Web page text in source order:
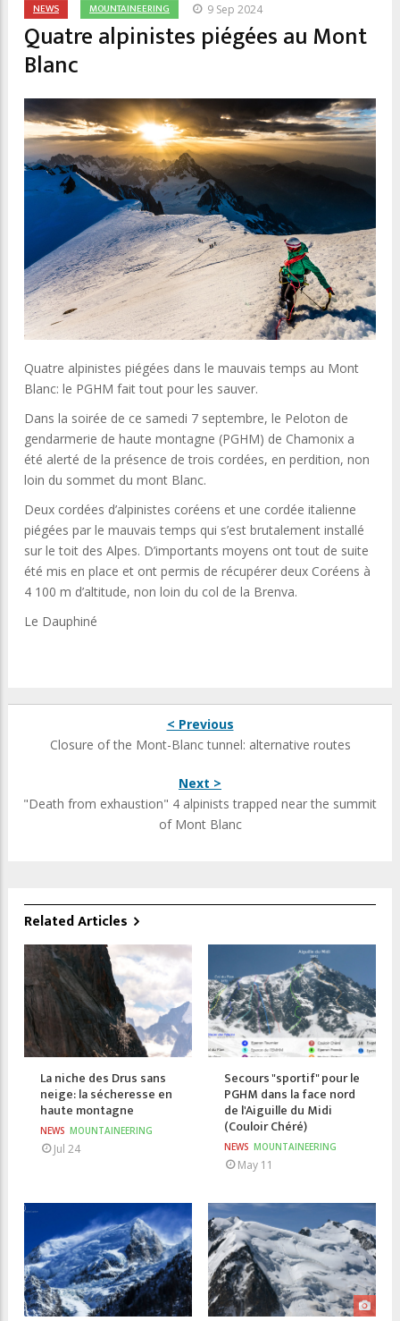
NEWS MOUNTAINEERING 9 Sep 2024
Quatre alpinistes piégées au Mont
Blanc
Quatre alpinistes piégées dans le mauvais temps au Mont
Blanc: le PGHM fait tout pour les sauver.
Dans la soirée de ce samedi 7 septembre, le Peloton de
gendarmerie de haute montagne (PGHM) de Chamonix a
été alerté de la présence de trois cordées, en perdition, non
loin du sommet du mont Blanc.
Deux cordées d’alpinistes coréens et une cordée italienne
piégées par le mauvais temps qui s’est brutalement installé
sur le toit des Alpes. D’importants moyens ont tout de suite
été mis en place et ont permis de récupérer deux Coréens à
4 100 m d’altitude, non loin du col de la Brenva.
Le Dauphiné
< Previous
Closure of the Mont-Blanc tunnel: alternative routes
Next >
"Death from exhaustion" 4 alpinists trapped near the summit
of Mont Blanc
Related Articles
La niche des Drus sans
neige: la sécheresse en
haute montagne
NEWS MOUNTAINEERING
Jul 24
Secours "sportif" pour le
PGHM dans la face nord
de l'Aiguille du Midi
(Couloir Chéré)
NEWS MOUNTAINEERING
May 11